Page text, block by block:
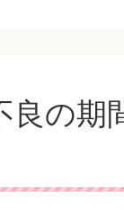
良の期